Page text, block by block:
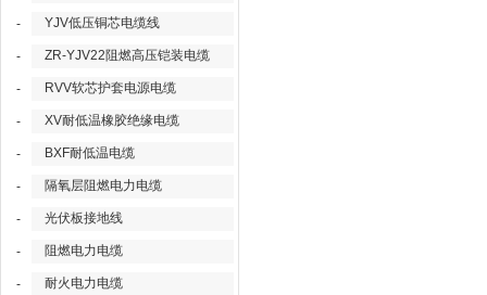
- YJV低压铜芯电缆线
- ZR-YJV22阻燃高压铠装电缆
- RVV软芯护套电源电缆
- XV耐低温橡胶绝缘电缆
- BXF耐低温电缆
- 隔氧层阻燃电力电缆
- 光伏板接地线
- 阻燃电力电缆
- 耐火电力电缆